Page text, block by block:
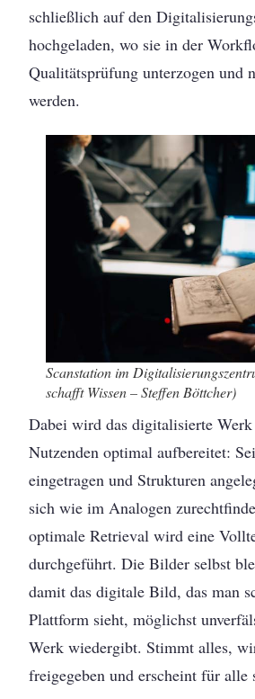
schließlich auf den
hochgeladen, wo sie in der
Qualitätsprüfung unterzogen und
werden.
Scanstation im
schafft Wissen – Steffen Böttcher)
Dabei wird das digitalisierte
Nutzenden optimal aufbereitet:
eingetragen und Strukturen
sich wie im Analogen
optimale Retrieval wird eine
durchgeführt. Die Bilder selbst
damit das digitale Bild, das man
Plattform sieht, möglichst
Werk wiedergibt. Stimmt alles,
freigegeben und erscheint für alle